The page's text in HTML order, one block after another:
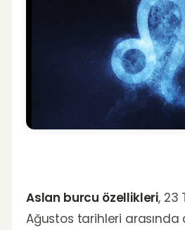
Aslan burcu özellikleri, 23
Ağustos tarihleri arasında